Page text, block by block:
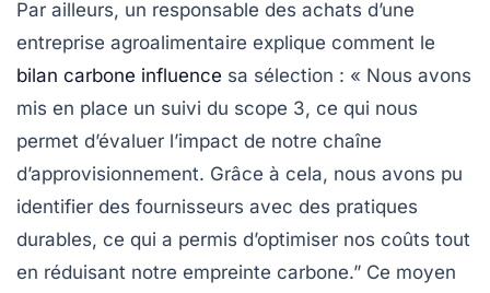
Par ailleurs, un responsable des achats d’une
entreprise agroalimentaire explique comment le
bilan carbone influence sa sélection : « Nous avons
mis en place un suivi du scope 3, ce qui nous
permet d’évaluer l’impact de notre chaîne
d’approvisionnement. Grâce à cela, nous avons pu
identifier des fournisseurs avec des pratiques
durables, ce qui a permis d’optimiser nos coûts tout
en réduisant notre empreinte carbone.” Ce moyen